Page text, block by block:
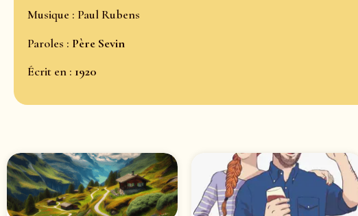
Musique : Paul Rubens
Paroles : Père Sevin
Écrit en : 1920